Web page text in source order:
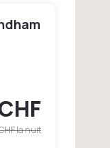
la nuit